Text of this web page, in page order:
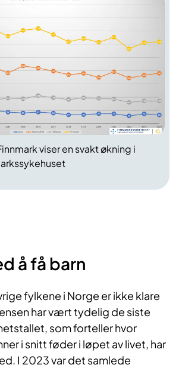
viser en svakt økning i
å få barn
fylkene i Norge er ikke klare
har vært tydelig de siste
som forteller hvor
i snitt føder i løpet av livet, har
I 2023 var det samlede